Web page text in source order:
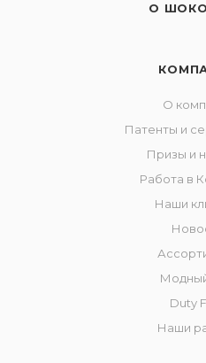
О
О
Патенты и
Призы и
Работа в
Наши
Duty
Наши